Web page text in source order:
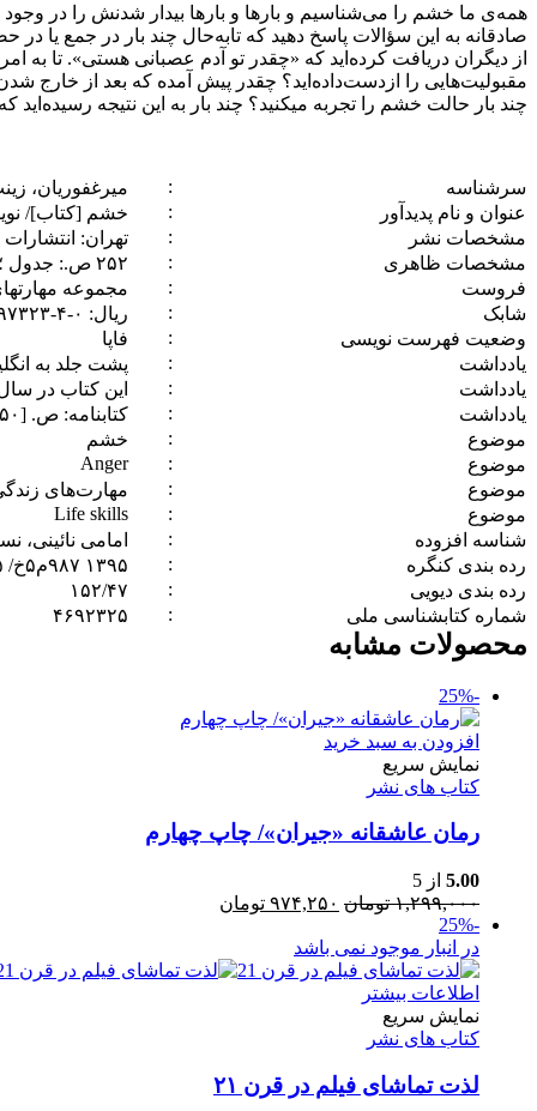
همه‌ی ما خشم را می‌شناسیم و بارها و بارها بیدار شدنش را در
صادقانه به این سؤالات پاسخ دهید که تابه‌حال چند بار در جمع یا
از دیگران دریافت کرده‌اید که «چقدر تو آدم عصبانی هستی». تا به
مقبولیت‌هایی را ازدست‌داده‌اید؟ چقدر پیش آمده که بعد از خارج
چند بار حالت خشم را تجربه می­کنید؟ چند بار به این نتیجه
سرشناسه :
میرغفوریان،
‏عنوان و نام پدیدآور
:
خشم [کتاب]/
‏مشخصات نشر
:
تهران: انتشارات
‏مشخصات ظاهری
:
‏فروست
:
مجموعه
‏شابک
:
‏وضعیت فهرست نویسی
:
فاپا
‏یادداشت
:
‏یادداشت
:
این کتاب در سال های ۱۳۹۵-۱۳۹۸
‏یادداشت
:
کتابنامه: ص. [۲۵۰] – ۲۵۲.
‏موضوع
:
خشم
‏موضوع
:
Anger
‏موضوع
:
مهارت‌های
‏موضوع
:
Life skills
‏شناسه افزوده
:
امامی‌ نائینی،
‏رده بندی کنگره
:
‏رده بندی دیویی
:
‏شماره کتابشناسی ملی
: ۴۶۹۲۳۲۵
محصولات مشابه
-25%
افزودن به سبد خرید
نمایش سریع
کتاب های نشر
رمان عاشقانه «جیران»/ چاپ چهارم
5.00 از 5
۱,۲۹۹,۰۰۰ تومان قیمت
بود.
۹۷۴,۲۵۰ تومان
-25%
در انبار موجود نمی باشد
اطلاعات بیشتر
نمایش سریع
کتاب های نشر
لذت تماشای فیلم در قرن ۲۱